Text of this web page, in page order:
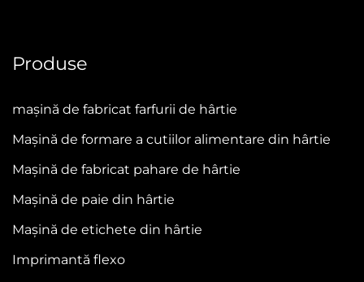
Produse
mașină de fabricat farfurii de hârtie
Mașină de formare a cutiilor alimentare din hârtie
Mașină de fabricat pahare de hârtie
Mașină de paie din hârtie
Mașină de etichete din hârtie
Imprimantă flexo